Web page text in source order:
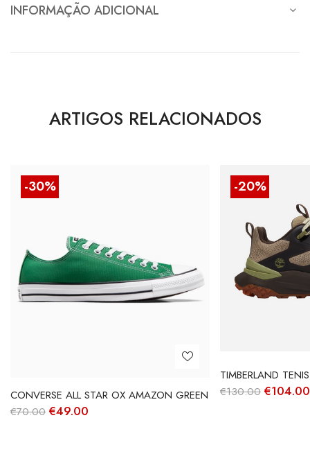
INFORMAÇÃO ADICIONAL
ARTIGOS RELACIONADOS
-30%
CONVERSE ALL STAR OX AMAZON GREEN
€70.00 O
€49.00
-20%
TIMBERLAND
€130.00 O
€104.00